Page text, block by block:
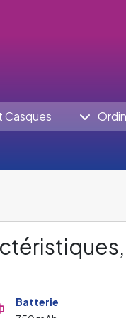
Casques
Batterie